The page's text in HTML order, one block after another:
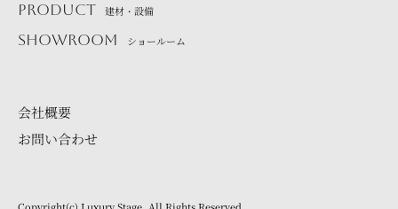
PRODUCT 建材・設備
SHOWROOM ショールーム
会社概要
お問い合わせ